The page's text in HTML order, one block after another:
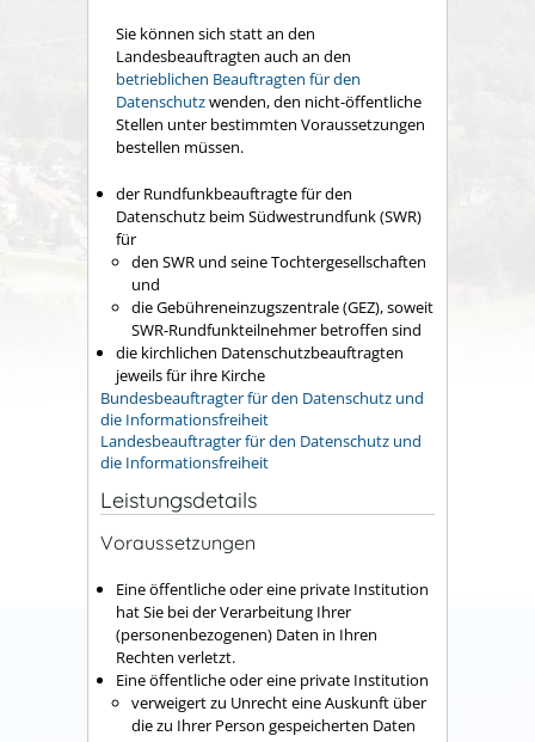
Sie können sich statt an den
Landesbeauftragten auch an den
betrieblichen Beauftragten für den
Datenschutzwenden, den nicht-öffentliche
Stellen unter bestimmten Voraussetzungen
bestellen müssen.
der Rundfunkbeauftragte für den
Datenschutz beim Südwestrundfunk (SWR)
für
den SWR und seine Tochtergesellschaften
und
die Gebühreneinzugszentrale (GEZ), soweit
SWR-Rundfunkteilnehmer betroffen sind
die kirchlichen Datenschutzbeauftragten
jeweils für ihre Kirche
Bundesbeauftragter für den Datenschutz und
die Informationsfreiheit
Landesbeauftragter für den Datenschutz und
die Informationsfreiheit
Leistungsdetails
Voraussetzungen
Eine öffentliche oder eine private Institution
hat Sie bei der Verarbeitung Ihrer
(personenbezogenen) Daten in Ihren
Rechten verletzt.
Eine öffentliche oder eine private Institution
verweigert zu Unrecht eine Auskunft über
die zu Ihrer Person gespeicherten Daten